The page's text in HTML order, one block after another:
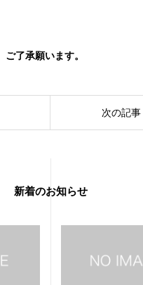
了承願います。
次の記事
新着のお知らせ